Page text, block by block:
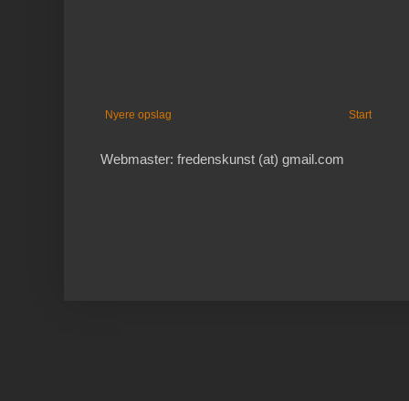
Nyere opslag Start
Webmaster: fredenskunst (at) gmail.com